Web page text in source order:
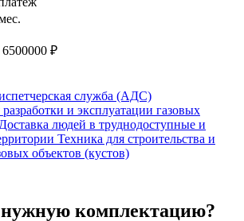
6500000 ₽
служба (АДС)
и эксплуатации газовых
людей в труднодоступные и
Техника для строительства и
объектов (кустов)
комплектацию?